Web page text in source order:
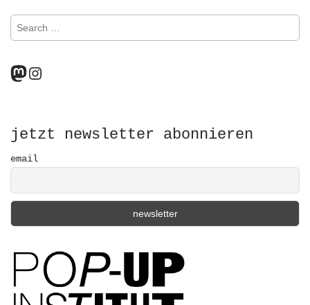
S
c
r
:
Mastodon
Instagram
jetzt newsletter abonnieren
email